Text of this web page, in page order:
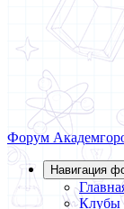
Форум
Навигация
Клубы